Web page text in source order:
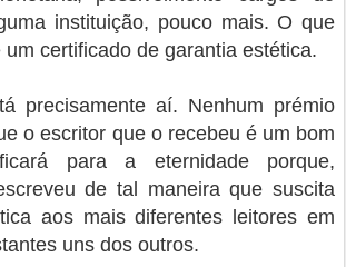
instituição, pouco mais. O que
certificado de garantia estética.
precisamente aí. Nenhum prémio
o escritor que o recebeu é um bom
para a eternidade porque,
de tal maneira que suscita
aos mais diferentes leitores em
uns dos outros.